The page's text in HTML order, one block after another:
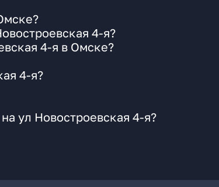
4-я?
4-я в Омске?
4-я?
ул Новостроевская 4-я?